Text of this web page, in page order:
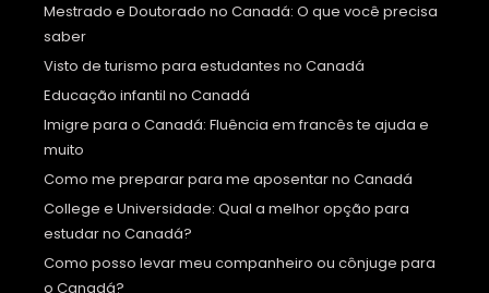
Mestrado e Doutorado no Canadá: O que você precisa
saber
Visto de turismo para estudantes no Canadá
Educação infantil no Canadá
Imigre para o Canadá: Fluência em francês te ajuda e
muito
Como me preparar para me aposentar no Canadá
College e Universidade: Qual a melhor opção para
estudar no Canadá?
Como posso levar meu companheiro ou cônjuge para
o Canadá?